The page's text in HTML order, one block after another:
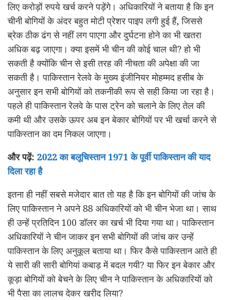
लिए करोड़ों रुपये खर्च करने पड़ेंगे। अधिकारियों ने बताया है कि इन
चीनी बोगियों के अंदर बहुत मोटी प्रेशर पाइप लगी हुई हैं, जिससे
ब्रेक ठीक ढंग से नहीं लग पाएगा और दुर्घटना होने का भी खतरा
अधिक बढ़ जाएगा। क्या इसमें भी चीन की कोई चाल थी? हो भी
सकती है क्योंकि चीन से इसी तरह की नीचता की अपेक्षा की जा
सकती है। पाकिस्‍तान रेलवे के मुख्‍य इंजीनियर मोहम्‍मद हसीब के
अनुसार इन सभी बोगियों को तकनीकी रूप से सही किया जा रहा है।
पहले ही पाकिस्तान रेलवे के पास ट्रेन को चलाने के लिए तेल की
कमी थी और उसके ऊपर अब इन बेकार बोगियों पर भी खर्चा करने से
पाकिस्तान का दम निकल जाएगा।
और पढ़ें: 2022 का बलूचिस्तान 1971 के पूर्वी पाकिस्तान की याद
दिला रहा है
इतना ही नहीं सबसे मजेदार बात तो यह है कि इन बोगियों की जांच के
लिए पाकिस्‍तान ने अपने 88 अधिकारियों को भी चीन भेजा था। साथ
ही उन्‍हें प्रतिदिन 100 डॉलर का खर्च भी दिया गया था। पाकिस्तान
अधिकारियों ने चीन जाकर इन सभी बोगियों की जांच कर उन्हें
पाकिस्‍तान के लिए अनुकूल बताया था। फिर कैसे पाकिस्तान आते ही
ये सारी की सारी बोगियां कबाड़ में बदल गयी? या फिर इन बेकार और
कूड़ा बोगियों को बेचने के लिए चीन ने पाकिस्तान के अधिकारियों को
भी पैसा का लालच देकर खरीद लिया?